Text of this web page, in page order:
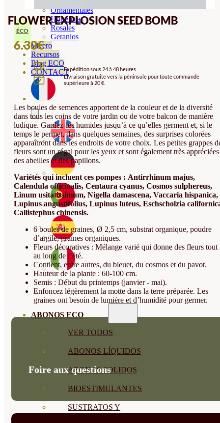
Ornamentales
Hortensias
Rosales
Geranios
Vivero
Recursos
Blog ECO
CONTACT
ABONOS ECO
VER TODOS
ABONOS LÍQUIDOS
ABONOS SOLIDOS
BIOESTIMULANTES
SUSTRATOS Y
FLOWER EXPLOSION SEED BOMB
ÉCO
6.30€
Expédition sous 24 à 48 heures
Livraison gratuite vers la péninsule pour toute commande
supérieure à 20 €.
Les boules de semences apportent de la couleur et de la diversité
dans tous les coins de votre jardin ou de votre balcon de manière
ludique. Gardez-les humides jusqu’à ce qu’elles germent et, si le
temps le permet, dans quelques semaines, des surprises colorées
apparaîtront dans les endroits de votre choix. Les petites grappes
fleurs sont un régal pour les yeux et sont également très appréciées
des abeilles et des papillons.
Variétés qui incluent ces pompes : Antirrhinum majus,
Calendula officinalis, Centaura cyanus, Cosmos sulphereus,
Linum usitatissimum, Nigella damascena, Vaccaria hispanica,
Lupinus angustifolius, Lupinus luteus, Eschscholzia
Callistephus chinensis.
6 boules de graines, Ø 2,5 cm, substrat organique, poudre
d’argile, graines organiques.
Fleurs décoratives : Mélange varié qui donne des fleurs tout
au long de l’été.
Contient, entre autres, du bleuet, du cosmos et du pavot.
Hauteur de la plante : 60-100 cm.
Semis : Début du printemps (janvier - mai).
Enfoncez légèrement la motte dans la terre préparée. Les
graines ont besoin de lumière et d’humidité pour germer.
Foire aux questions